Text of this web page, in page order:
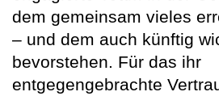
dem gemeinsam vieles
– und dem auch künftig
bevorstehen. Für das ihr
entgegengebrachte